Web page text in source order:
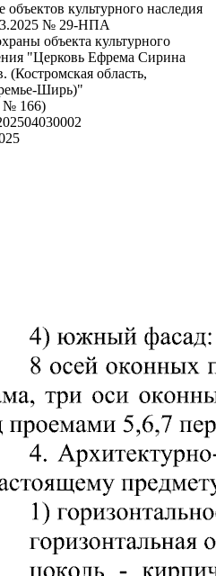
культурного наследия
№ 29-НПА
объекта культурного
"Церковь Ефрема Сирина
(Костромская область,
Ширь)"
№ 166)